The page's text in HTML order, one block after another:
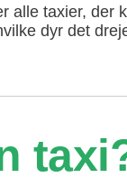
taxier, der
dyr det